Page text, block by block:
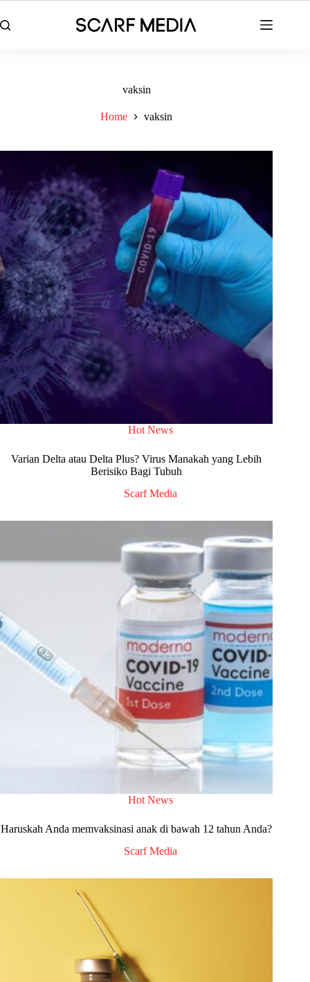
to
content
vaksin
Home vaksin
Hot News
Varian Delta atau Delta Plus? Virus Manakah yang Lebih
Berisiko Bagi Tubuh
Scarf Media
Hot News
Haruskah Anda memvaksinasi anak di bawah 12 tahun Anda?
Scarf Media